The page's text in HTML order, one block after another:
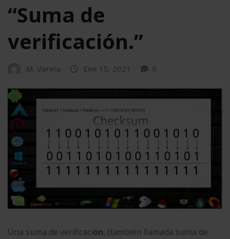
“Suma de
verificación.”
M. Varela Ene 15, 2021 0
Una suma de verificación, (también llamada suma de